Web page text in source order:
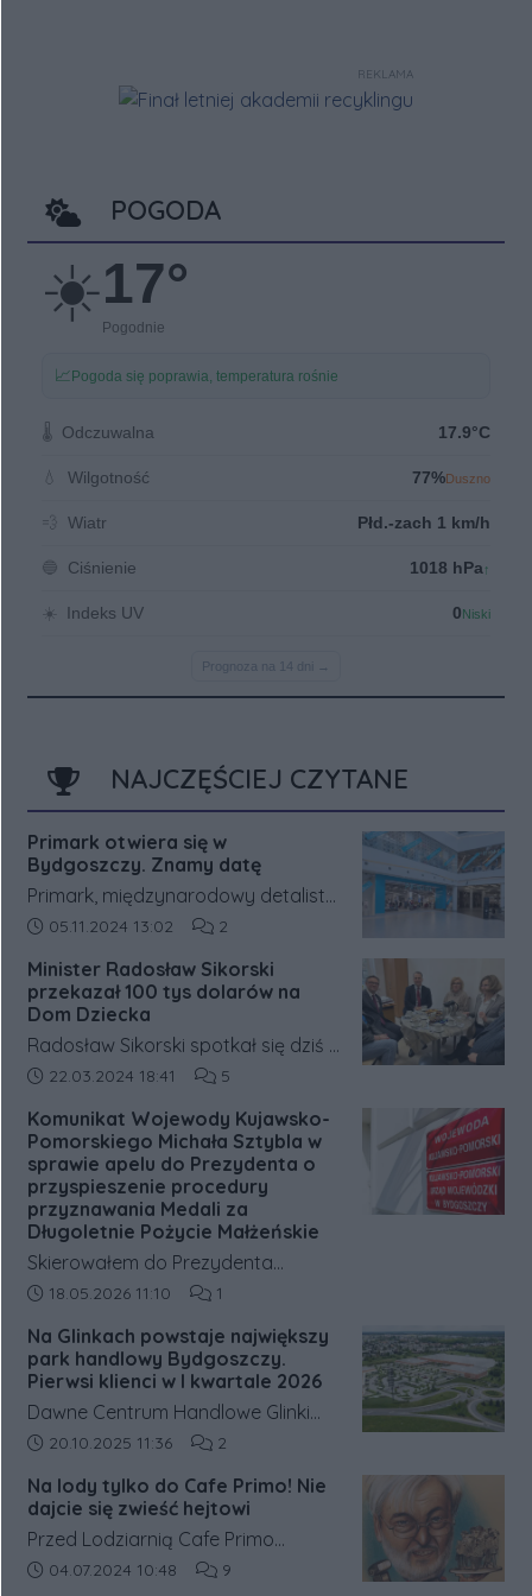
REKLAMA
POGODA
NAJCZĘŚCIEJ CZYTANE
Primark otwiera się w
Bydgoszczy. Znamy datę
Primark, międzynarodowy detalista
odzieżowy, ogłosił datę otwarcia
lokalizacja na północy kraju będzie
znajdować się w bydgoskim
centrum handlowym Zielone
Arkady. Otwarcie zaplanowano na
Data dodania artykułu:
05.11.2024 13:02 Liczba komentarzy artykułu:
2
Minister Radosław Sikorski
przekazał 100 tys dolarów na
Dom Dziecka
Radosław Sikorski spotkał się dziś z
dziećmi oraz kadrą Bydgoskiego
Wychowawczego dla dzieci przy ul.
Traugutta 5.
Data dodania artykułu:
22.03.2024 18:41 Liczba komentarzy artykułu:
5
Komunikat Wojewody Kujawsko-
Pomorskiego Michała Sztybla w
sprawie apelu do Prezydenta o
przyspieszenie procedury
przyznawania Medali za
Długoletnie Pożycie Małżeńskie
Skierowałem do Prezydenta
Rzeczypospolitej Polskiej pismo
czasu oczekiwania na rozpatrzenie
wniosków o nadanie Medali za
Długoletnie Pożycie Małżeńskie.
Data dodania artykułu:
18.05.2026 11:10 Liczba komentarzy artykułu:
1
Na Glinkach powstaje największy
park handlowy Bydgoszczy.
Pierwsi klienci w I kwartale 2026
Dawne Centrum Handlowe Glinki
przechodzi gruntowną przebudowę
Glinki. Pierwsi klienci mają pojawić
się już w pierwszym kwartale 2026
roku; kompleks docelowo zaoferuje
16–18 tys. m² powierzchni handlowej.
Data dodania artykułu:
20.10.2025 11:36 Liczba komentarzy artykułu:
2
Na lody tylko do Cafe Primo! Nie
dajcie się zwieść hejtowi
Przed Lodziarnią Cafe Primo
prowadzoną od początku przez
Data dodania artykułu:
04.07.2024 10:48 Liczba komentarzy artykułu:
9